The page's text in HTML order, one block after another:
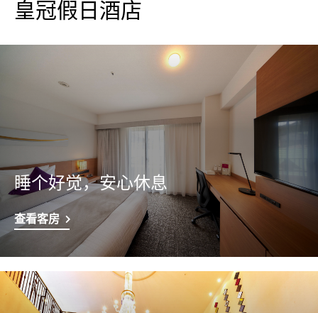
皇冠假日酒店
睡个好觉，安心休息
查看客房